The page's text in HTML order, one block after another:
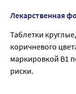
Лекарственная
Таблетки
коричневого
маркировкой В1
риски.